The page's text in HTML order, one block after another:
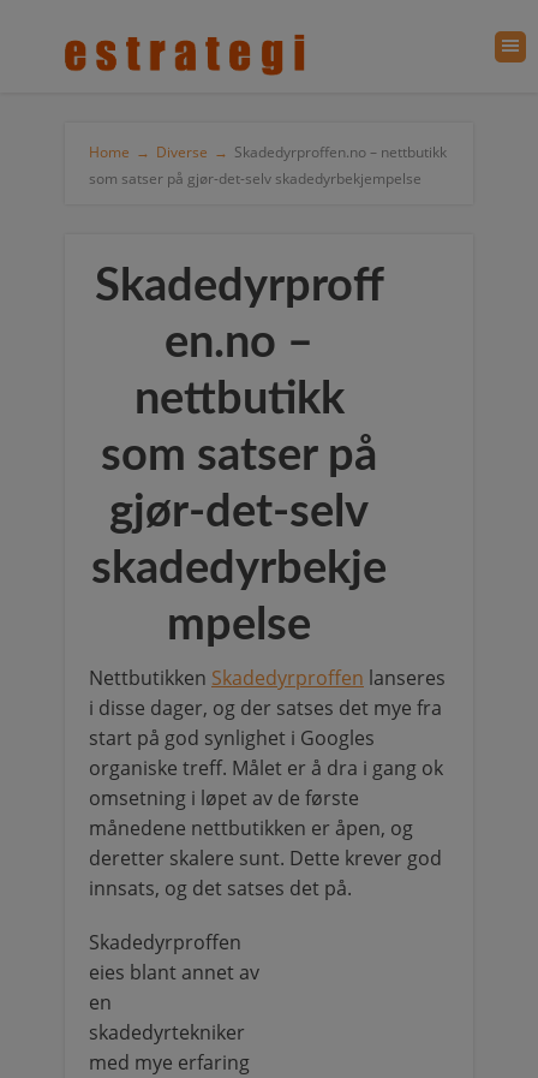
Home → Diverse → Skadedyrproffen.no – nettbutikk
som satser på gjør-det-selv skadedyrbekjempelse
Skadedyrproff
en.no –
nettbutikk
som satser på
gjør-det-selv
skadedyrbekje
mpelse
Nettbutikken Skadedyrproffen lanseres
i disse dager, og der satses det mye fra
start på god synlighet i Googles
organiske treff. Målet er å dra i gang ok
omsetning i løpet av de første
månedene nettbutikken er åpen, og
deretter skalere sunt. Dette krever god
innsats, og det satses det på.
Skadedyrproffen
eies blant annet av
en
skadedyrtekniker
med mye erfaring